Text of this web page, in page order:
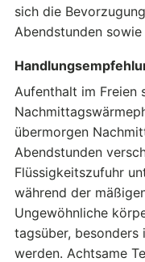
sich die
Abendstunden
Aufenthalt im Freien
übermorgen
Abendstunden
Flüssigkeitszufuhr
während der
Ungewöhnliche
tagsüber, besonders
werden. Achtsame